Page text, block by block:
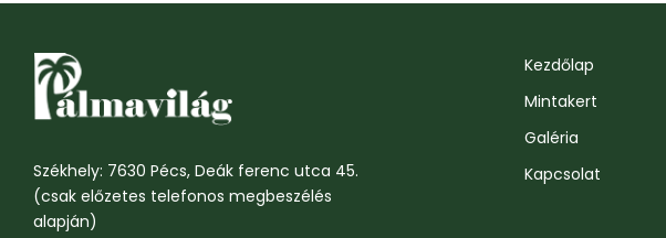
Székhely: 7630 Pécs, Deák ferenc utca 45.
(csak előzetes telefonos megbeszélés
alapján)
Kezdőlap
Mintakert
Galéria
Kapcsolat